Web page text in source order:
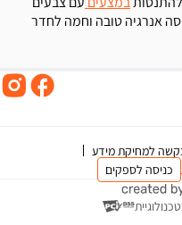
אנרגיה טובה וחמה לחדר
למחיקת מידע
כניסה לספקים